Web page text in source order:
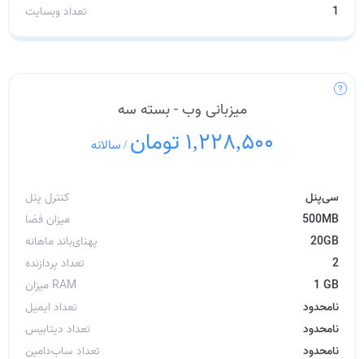
تعداد وبسایت
1
میزبانی وب - بسته سه
1,228,500 تومان /سالانه
کنترل پنل
سی‌پنل
میزان فضا
500MB
پهنای‌باند ماهانه
20GB
تعداد پردازنده
2
میزان RAM
1 GB
تعداد ایمیل
نامحدود
تعداد دیتابیس
نامحدود
تعداد ساب‌دامین
نامحدود